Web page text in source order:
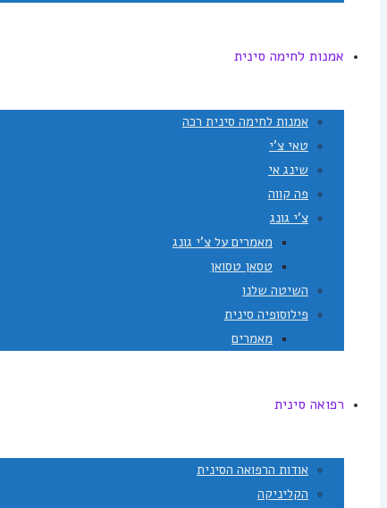
אמנות לחימה סינית
אמנות לחימה סינית רכה
טאי צ'י
שינג אי
פה קווה
צ'י גונג
מאמרים על צ'י גונג
טסאן טסואן
השיטה שלנו
פילוסופיה סינית
מאמרים
רפואה סינית
אודות הרפואה הסינית
הקליניקה